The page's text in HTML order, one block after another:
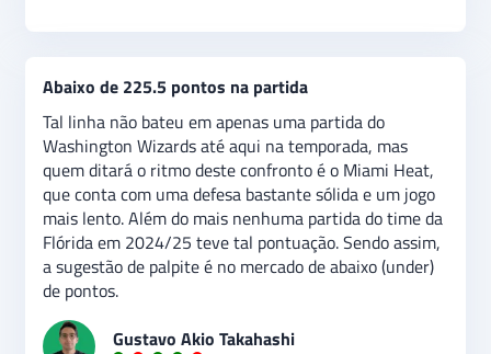
Abaixo de 225.5 pontos na partida
Tal linha não bateu em apenas uma partida do
Washington Wizards até aqui na temporada, mas
quem ditará o ritmo deste confronto é o Miami Heat,
que conta com uma defesa bastante sólida e um jogo
mais lento. Além do mais nenhuma partida do time da
Flórida em 2024/25 teve tal pontuação. Sendo assim,
a sugestão de palpite é no mercado de abaixo (under)
de pontos.
Gustavo Akio Takahashi